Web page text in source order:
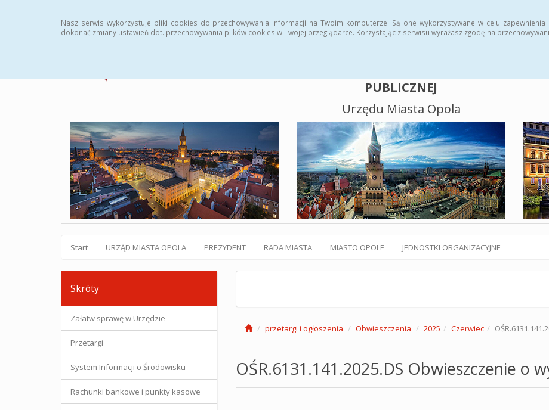
Nasz serwis wykorzystuje pliki cookies do przechowywania informacji na Twoim komputerze. Są one wykorzystywane w celu
dokonać zmiany ustawień dot. przechowywania plików cookies w Twojej przeglądarce. Korzystając z serwisu wyrażasz zgodę na
PUBLICZNEJ
Urzędu Miasta Opola
Start URZĄD MIASTA OPOLA PREZYDENT RADA MIASTA MIASTO OPOLE JEDNOSTKI ORGANIZACYJNE
Skróty
Załatw sprawę w Urzędzie
Przetargi
System Informacji o Środowisku
Rachunki bankowe i punkty kasowe
przetargi i ogłoszenia Obwieszczenia 2025 Czerwiec
OŚR.6131.141.2025.DS Obwieszczenie o